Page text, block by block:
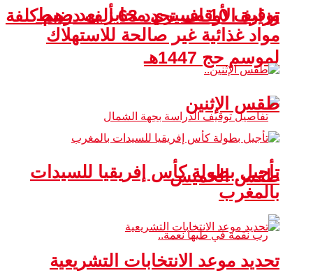
وزارة الأوقاف تحدد 63 ألف درهم كلفة
لموسم حج 1447هـ
طقس الخميس
توقيف 10 مسيري مخابز بعد ضبط
مواد غذائية غير صالحة للاستهلاك
طقس الإثنين
تأجيل بطولة كأس إفريقيا للسيدات
بالمغرب
تحديد موعد الانتخابات التشريعية